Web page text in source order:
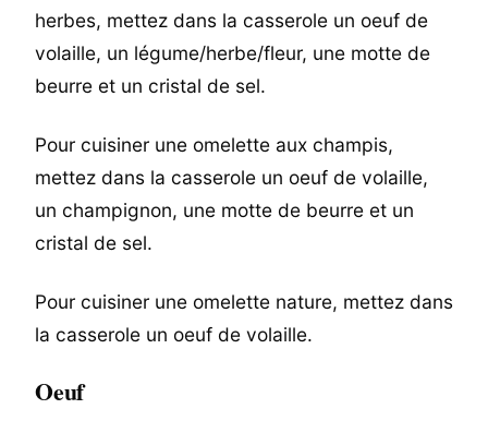
herbes, mettez dans la casserole un oeuf de
volaille, un légume/herbe/fleur, une motte de
beurre et un cristal de sel.
Pour cuisiner une omelette aux champis,
mettez dans la casserole un oeuf de volaille,
un champignon, une motte de beurre et un
cristal de sel.
Pour cuisiner une omelette nature, mettez dans
la casserole un oeuf de volaille.
Oeuf